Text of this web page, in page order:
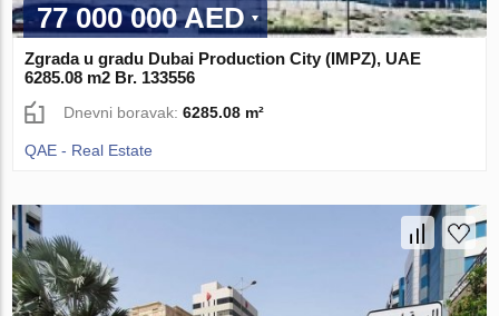
77 000 000 AED
Zgrada u gradu Dubai Production City (IMPZ), UAE
6285.08 m2 Br. 133556
Dnevni boravak:6285.08 m²
QAE - Real Estate